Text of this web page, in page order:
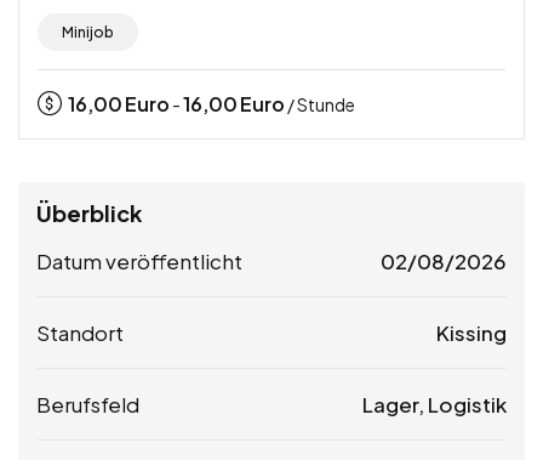
Minijob
16,00Euro -16,00Euro / Stunde
Überblick
Datum veröffentlicht 02/08/2026
Standort Kissing
Berufsfeld Lager, Logistik